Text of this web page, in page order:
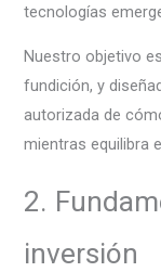
tecnologías
Nuestro objetivo
fundición, y
autorizada de
mientras equilibra
2.
inversión